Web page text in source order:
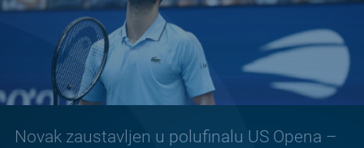
Novak zaustavljen u polufinalu US Opena –